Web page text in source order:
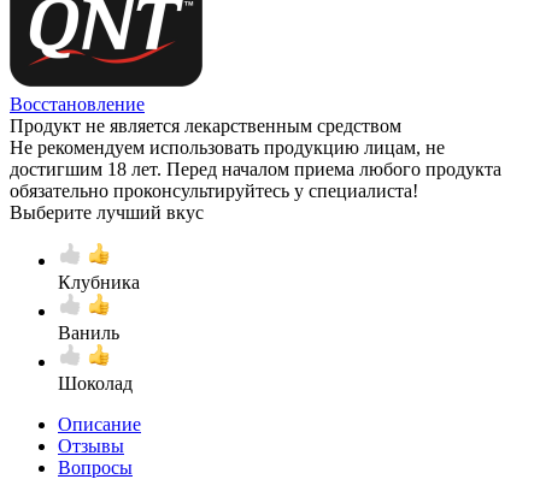
Восстановление
Продукт не является лекарственным средством
Не рекомендуем использовать продукцию лицам, не
достигшим 18 лет. Перед началом приема любого продукта
обязательно проконсультируйтесь у специалиста!
Выберите лучший вкус
Клубника
Ваниль
Шоколад
Описание
Отзывы
Вопросы